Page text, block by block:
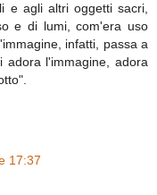
e agli altri oggetti sacri,
e di lumi, com'era uso
infatti, passa a
adora l'immagine, adora
17:37